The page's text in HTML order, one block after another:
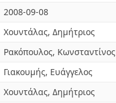
2008-09-08
Χουντάλας, Δημήτριος
Ρακόπουλος, Κωνσταντίνος
Γιακουμής, Ευάγγελος
Χουντάλας, Δημήτριος